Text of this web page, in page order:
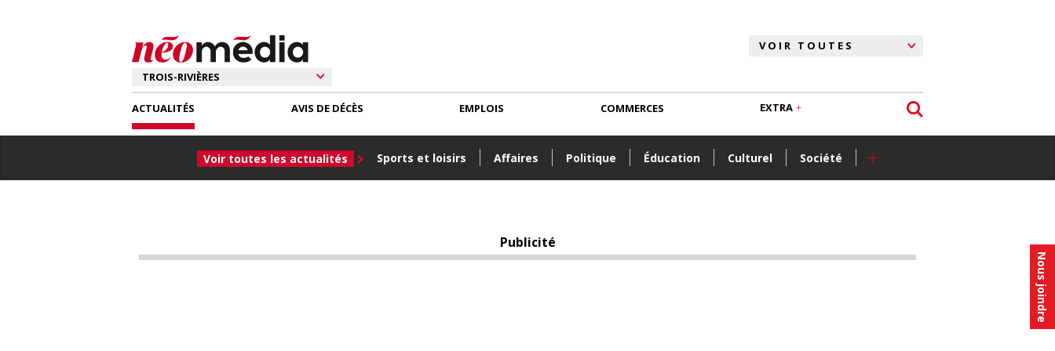
Nous joindre
ACTUALITÉS
Voir toutes les actualités Sports et loisirs Affaires Politique Éducation Culturel Société +
AVIS DE DÉCÈS EMPLOIS COMMERCES EXTRA
Publicité